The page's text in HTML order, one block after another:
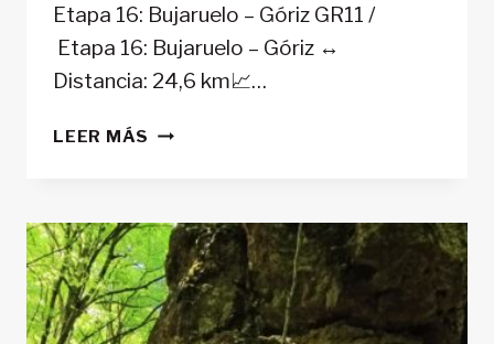
Etapa 16: Bujaruelo – Góriz GR11 /
Etapa 16: Bujaruelo – Góriz ↔️
Distancia: 24,6 km📈…
LEER MÁS ETAPA
GÓRIZ